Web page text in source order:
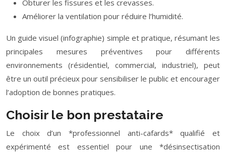
Obturer les fissures et les crevasses.
Améliorer la ventilation pour réduire l’humidité.
Un guide visuel (infographie) simple et pratique, résumant les
principales mesures préventives pour différents
environnements (résidentiel, commercial, industriel), peut
être un outil précieux pour sensibiliser le public et encourager
l’adoption de bonnes pratiques.
Choisir le bon prestataire
Le choix d’un *professionnel anti-cafards* qualifié et
expérimenté est essentiel pour une *désinsectisation